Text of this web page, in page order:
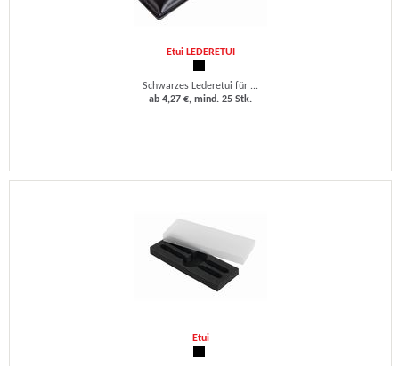
Etui LEDERETUI
Schwarzes Lederetui für ...
ab 4,27 €, mind. 25 Stk.
Etui